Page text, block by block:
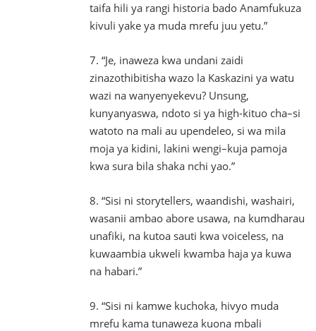
taifa hili ya rangi historia bado Anamfukuza
kivuli yake ya muda mrefu juu yetu.”
7. “Je, inaweza kwa undani zaidi
zinazothibitisha wazo la Kaskazini ya watu
wazi na wanyenyekevu? Unsung,
kunyanyaswa, ndoto si ya high-kituo cha–si
watoto na mali au upendeleo, si wa mila
moja ya kidini, lakini wengi–kuja pamoja
kwa sura bila shaka nchi yao.”
8. “Sisi ni storytellers, waandishi, washairi,
wasanii ambao abore usawa, na kumdharau
unafiki, na kutoa sauti kwa voiceless, na
kuwaambia ukweli kwamba haja ya kuwa
na habari.”
9. “Sisi ni kamwe kuchoka, hivyo muda
mrefu kama tunaweza kuona mbali